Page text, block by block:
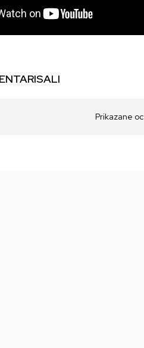
Prikazane